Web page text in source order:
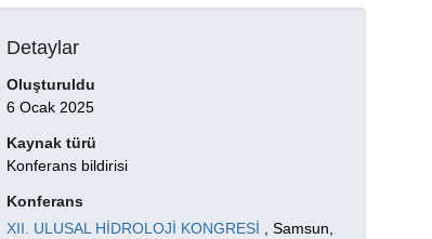
Detaylar
Oluşturuldu
6 Ocak 2025
Kaynak türü
Konferans bildirisi
Konferans
XII. ULUSAL HİDROLOJİ KONGRESİ
, Samsun,